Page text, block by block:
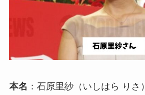
本名 ：石原里紗（いしはら りさ）